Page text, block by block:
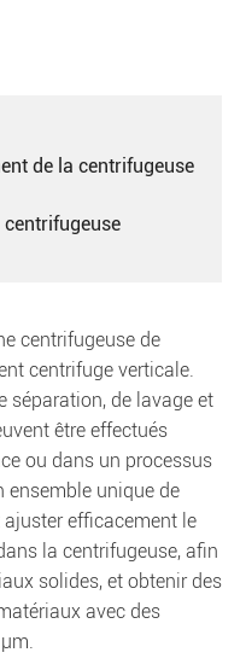
de la centrifugeuse
centrifugeuse de
centrifuge verticale.
séparation, de lavage et
être effectués
ou dans un processus
ensemble unique de
efficacement le
la centrifugeuse, afin
solides, et obtenir des
avec des